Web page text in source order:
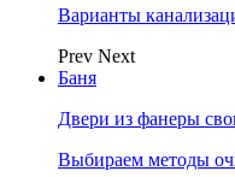
Варианты
Prev Next
Баня
Двери из фанеры
Выбираем методы